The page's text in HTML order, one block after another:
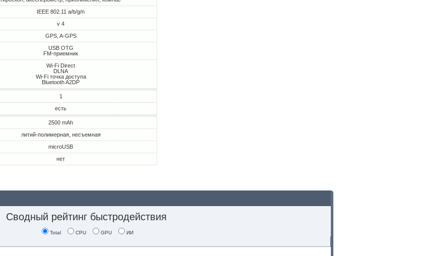
IEEE 802.11 a/b/g/n
v 4
GPS, A-GPS
USB OTG
FM-приемник
Wi-Fi Direct
DLNA
Wi-Fi точка доступа
Bluetooth A2DP
1
есть
2500 mAh
литий-полимерная, несъемная
microUSB
нет
Сводный рейтинг быстродействия
Total CPU GPU ИИ